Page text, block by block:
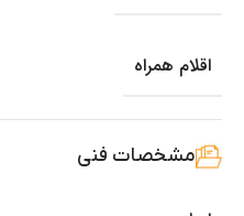
اقلام همراه
مشخصات فنی